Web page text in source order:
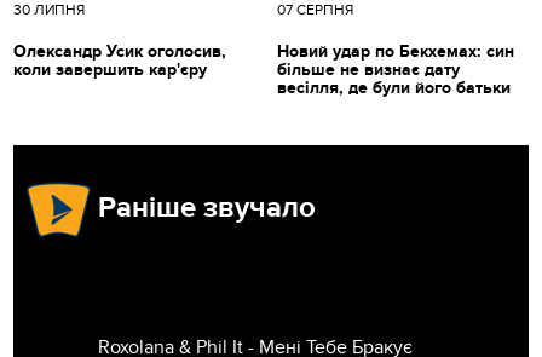
30 ЛИПНЯ
Олександр Усик оголосив,
коли завершить кар'єру
07 СЕРПНЯ
Новий удар по Бекхемах: син
більше не визнає дату
весілля, де були його батьки
Раніше звучало
Roxolana & Phil It - Мені Тебе Бракує